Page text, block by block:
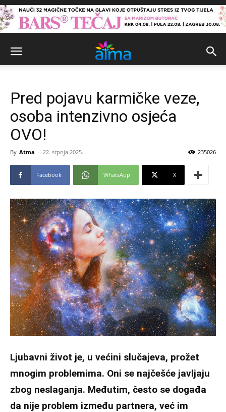
Pred pojavu karmičke veze,
osoba intenzivno osjeća
OVO!
By Atma - 22. srpnja 2025. 235026
Facebook WhatsApp X
Ljubavni život je, u većini slučajeva, prožet
mnogim problemima. Oni se najčešće javljaju
zbog neslaganja. Međutim, često se događa
da nije problem između partnera, već im